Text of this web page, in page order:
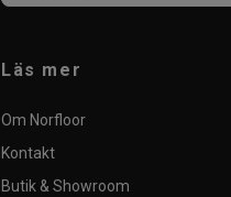
Läs mer
Om Norfloor
Kontakt
Butik & Showroom